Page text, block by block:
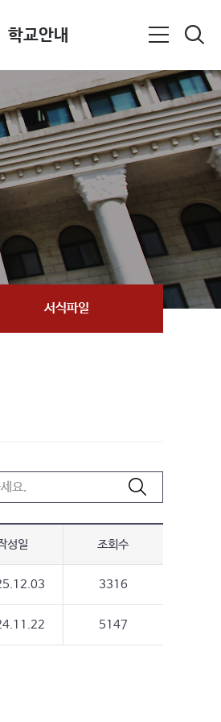
학교안내
서식파일
성일 조회수
3316
5147